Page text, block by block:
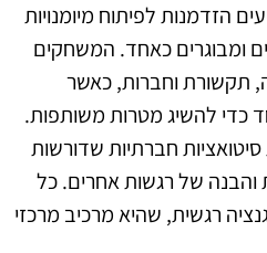
הזדמנות לפיתוח מיומנויות
ומבוגרים כאחד. המשחקים
תקשורת וחברות, כאשר
כדי להשיג מטרות משותפות.
חברתיות שדורשות
והבנה של רגשות אחרים. כל
רגשית, שהיא מרכיב מרכזי